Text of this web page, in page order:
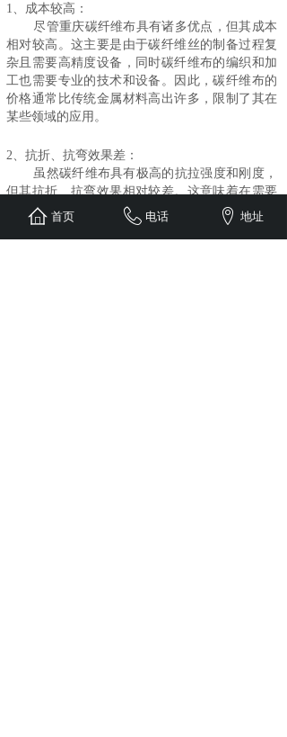
1、成本较高：
尽管重庆碳纤维布具有诸多优点，但其成本
相对较高。这主要是由于碳纤维丝的制备过程复
杂且需要高精度设备，同时碳纤维布的编织和加
工也需要专业的技术和设备。因此，碳纤维布的
价格通常比传统金属材料高出许多，限制了其在
某些领域的应用。
2、抗折、抗弯效果差：
虽然碳纤维布具有极高的抗拉强度和刚度，
但其抗折、抗弯效果相对较差。这意味着在需要
承受弯曲或扭转荷载的结构中，碳纤维布可能不
是最佳选择。因此，在应用碳纤维布时，需要充
首页 电话 地址